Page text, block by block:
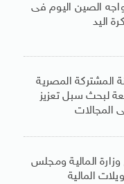
الصين اليوم فى
اليد
المشتركة المصرية
لبحث سبل تعزيز
المجالات
المالية ومجلس
المالية